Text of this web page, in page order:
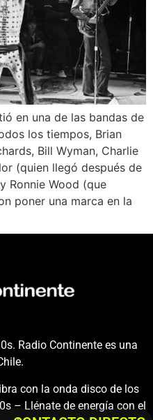
en una de las bandas de
los tiempos, Brian
Bill Wyman, Charlie
(quien llegó después de
Ronnie Wood (que
poner una marca en la
Radio Continente es una
con la onda disco de los
– Llénate de energía con el